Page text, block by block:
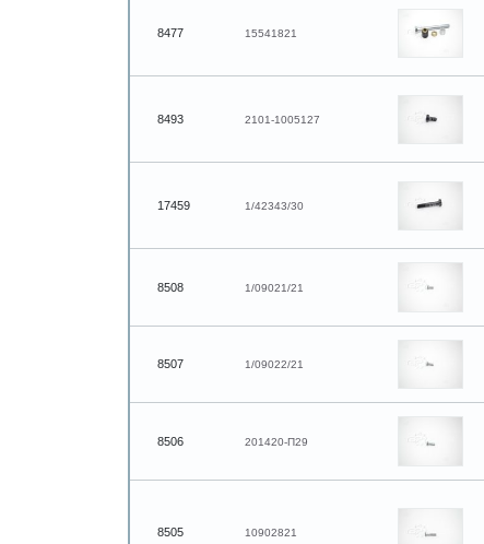
8477 15541821
8493 2101-1005127
17459 1/42343/30
8508 1/09021/21
8507 1/09022/21
8506 201420-П29
8505 10902821